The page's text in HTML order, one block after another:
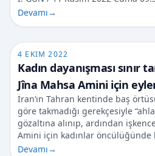
Devamı→
4 EKIM 2022
Kadın dayanışması sınır
Jîna Mahsa Amini için
İran’ın Tahran kentinde baş
göre takmadığı gerekçesiyle
gözaltına alınıp, ardından
Amini için kadınlar öncülüğünde
Devamı→